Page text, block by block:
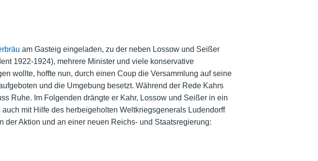
am Gasteig eingeladen, zu der neben Lossow und Seißer
1922-1924), mehrere Minister und viele konservative
wollte, hoffte nun, durch einen Coup die Versammlung auf seine
und die Umgebung besetzt. Während der Rede Kahrs
Ruhe. Im Folgenden drängte er Kahr, Lossow und Seißer in ein
mit Hilfe des herbeigeholten Weltkriegsgenerals Ludendorff
Aktion und an einer neuen Reichs- und Staatsregierung: